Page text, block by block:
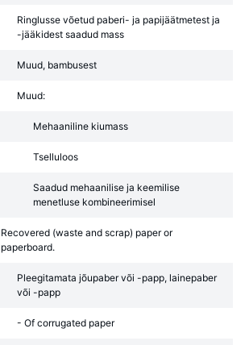
Ringlusse võetud paberi- ja papijäätmetest ja
-jääkidest saadud mass
Muud, bambusest
Muud:
Mehaaniline kiumass
Tselluloos
Saadud mehaanilise ja keemilise
menetluse kombineerimisel
Recovered (waste and scrap) paper or
paperboard.
Pleegitamata jõupaber või -papp, lainepaber
või -papp
- Of corrugated paper